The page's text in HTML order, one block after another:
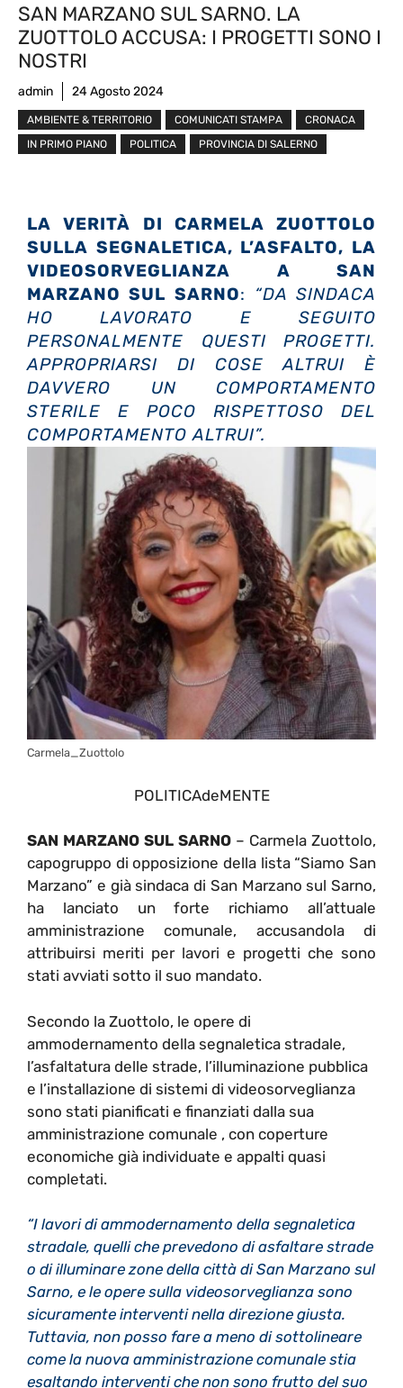
SAN MARZANO SUL SARNO. LA
ZUOTTOLO ACCUSA: I PROGETTI SONO I
NOSTRI
admin 24 Agosto 2024
AMBIENTE & TERRITORIO COMUNICATI STAMPA
CRONACA
IN PRIMO PIANO
POLITICA PROVINCIA DI SALERNO
LA VERITÀ DI CARMELA ZUOTTOLO
SULLA SEGNALETICA, L’ASFALTO, LA
VIDEOSORVEGLIANZA A SAN
MARZANO SUL SARNO: “DA SINDACA
HO LAVORATO E SEGUITO
PERSONALMENTE QUESTI PROGETTI.
APPROPRIARSI DI COSE ALTRUI È
DAVVERO UN COMPORTAMENTO
STERILE E POCO RISPETTOSO DEL
COMPORTAMENTO ALTRUI”.
Carmela_Zuottolo
POLITICAdeMENTE
SAN MARZANO SUL SARNO – Carmela Zuottolo,
capogruppo di opposizione della lista “Siamo San
Marzano” e già sindaca di San Marzano sul Sarno,
ha lanciato un forte richiamo all’attuale
amministrazione comunale, accusandola di
attribuirsi meriti per lavori e progetti che sono
stati avviati sotto il suo mandato.
Secondo la Zuottolo, le opere di
ammodernamento della segnaletica stradale,
l’asfaltatura delle strade, l’illuminazione pubblica
e l’installazione di sistemi di videosorveglianza
sono stati pianificati e finanziati dalla sua
amministrazione comunale , con coperture
economiche già individuate e appalti quasi
completati.
“I lavori di ammodernamento della segnaletica
stradale, quelli che prevedono di asfaltare strade
o di illuminare zone della città di San Marzano sul
Sarno, e le opere sulla videosorveglianza sono
sicuramente interventi nella direzione giusta.
Tuttavia, non posso fare a meno di sottolineare
come la nuova amministrazione comunale stia
esaltando interventi che non sono frutto del suo